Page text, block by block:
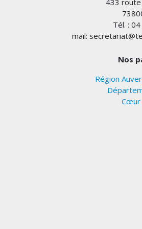
433
Tél. :
mail:
Nos
Région
Cœur